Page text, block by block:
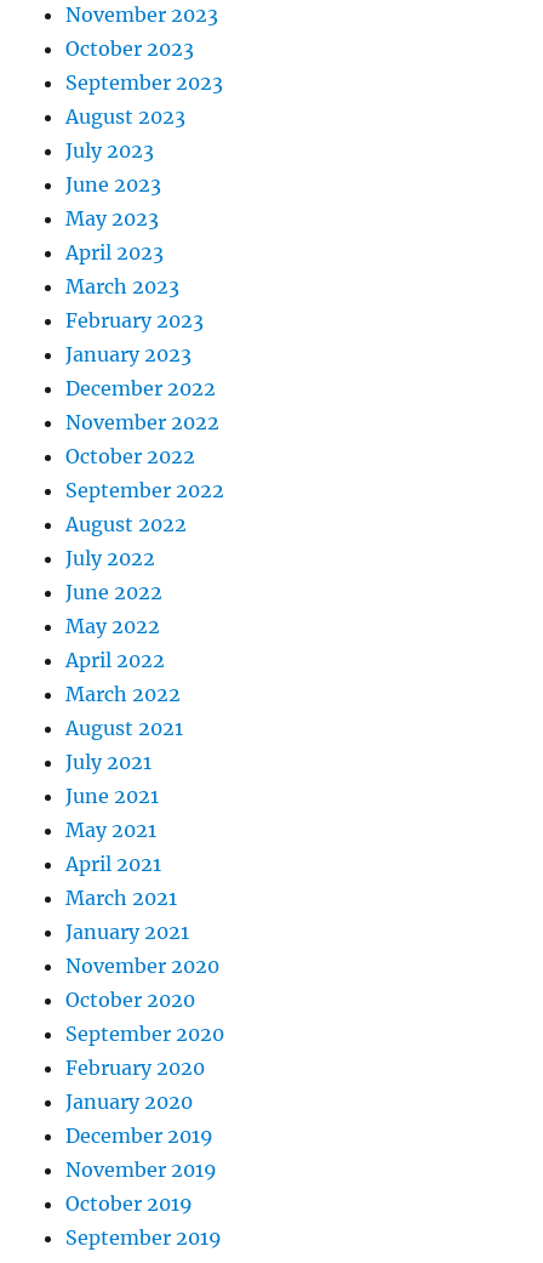
November 2023
October 2023
September 2023
August 2023
July 2023
June 2023
May 2023
April 2023
March 2023
February 2023
January 2023
December 2022
November 2022
October 2022
September 2022
August 2022
July 2022
June 2022
May 2022
April 2022
March 2022
August 2021
July 2021
June 2021
May 2021
April 2021
March 2021
January 2021
November 2020
October 2020
September 2020
February 2020
January 2020
December 2019
November 2019
October 2019
September 2019